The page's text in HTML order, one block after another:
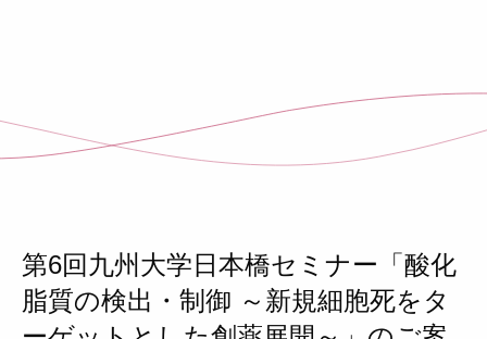
第6回九州大学日本橋セミナー「酸化
脂質の検出・制御 ～新規細胞死をタ